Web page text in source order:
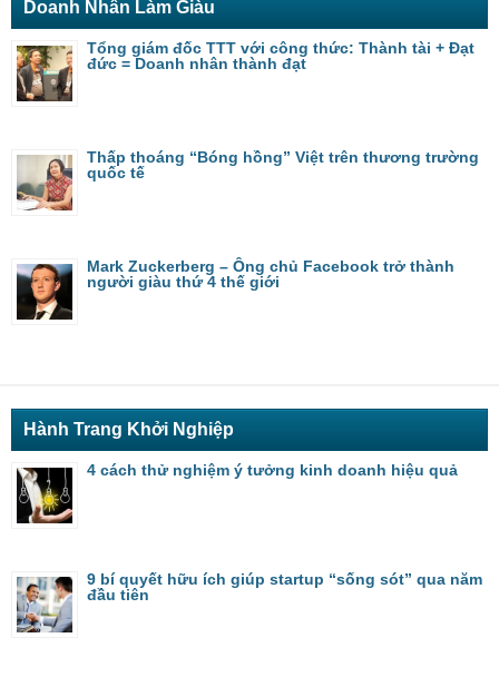
Doanh Nhân Làm Giàu
Tổng giám đốc TTT với công thức: Thành tài + Đạt
đức = Doanh nhân thành đạt
Thấp thoáng “Bóng hồng” Việt trên thương trường
quốc tế
Mark Zuckerberg – Ông chủ Facebook trở thành
người giàu thứ 4 thế giới
Hành Trang Khởi Nghiệp
4 cách thử nghiệm ý tưởng kinh doanh hiệu quả
9 bí quyết hữu ích giúp startup “sống sót” qua năm
đầu tiên